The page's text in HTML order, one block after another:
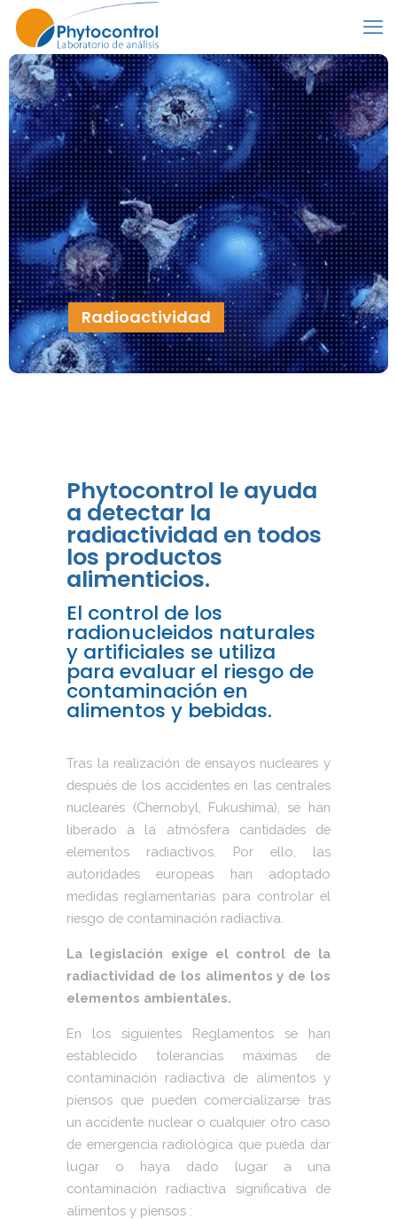
Radioactividad
Phytocontrol le ayuda
a detectar la
radiactividad en todos
los productos
alimenticios.
El control de los
radionucleidos naturales
y artificiales se utiliza
para evaluar el riesgo de
contaminación en
alimentos y bebidas.
Tras la realización de ensayos nucleares y
después de los accidentes en las centrales
nucleares (Chernobyl, Fukushima), se han
liberado a la atmósfera cantidades de
elementos radiactivos. Por ello, las
autoridades europeas han adoptado
medidas reglamentarias para controlar el
riesgo de contaminación radiactiva.
La legislación exige el control de la
radiactividad de los alimentos y de los
elementos ambientales.
En los siguientes Reglamentos se han
establecido tolerancias máximas de
contaminación radiactiva de alimentos y
piensos que pueden comercializarse tras
un accidente nuclear o cualquier otro caso
de emergencia radiológica que pueda dar
lugar o haya dado lugar a una
contaminación radiactiva significativa de
alimentos y piensos :